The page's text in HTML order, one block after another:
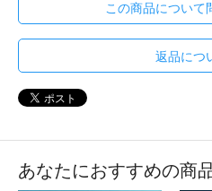
この商品について
返品につ
あなたにおすすめの商